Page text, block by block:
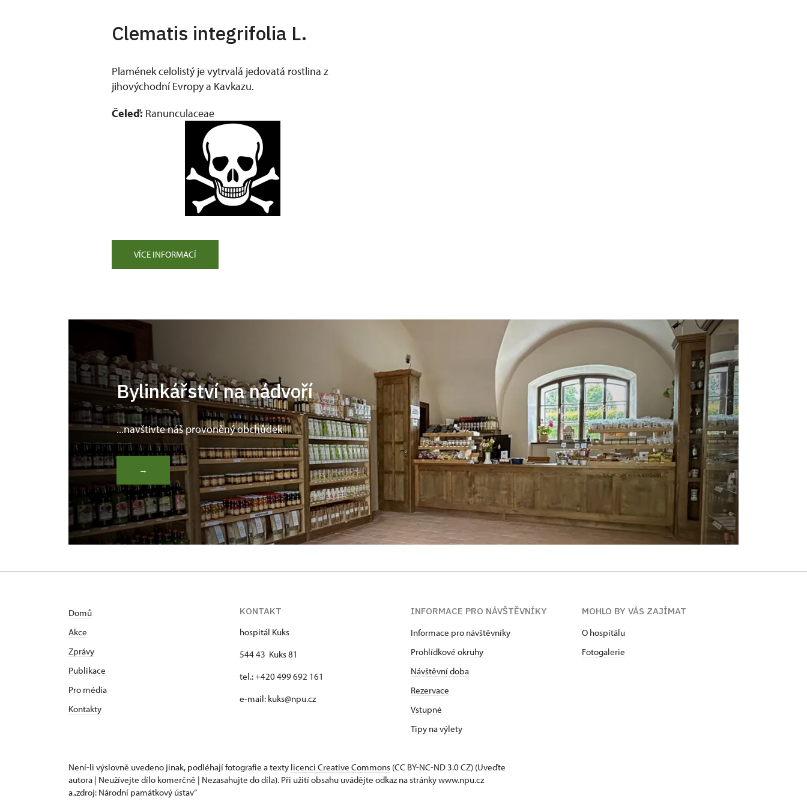
Clematis integrifolia L.
Plamének celolistý je vytrvalá jedovatá rostlina z
jihovýchodní Evropy a Kavkazu.
Čeleď: Ranunculaceae
VÍCE INFORMACÍ
Bylinkářství na nádvoří
...navštivte náš provoněný obchůdek
→
Domů
Akce
Zprávy
Publikace
Pro média
Kontakty
KONTAKT
hospitál Kuks
544 43 Kuks 81
tel.: +420 499 692 161
e-mail: kuks@npu.cz
INFORMACE PRO NÁVŠTĚVNÍKY
Informace pro návštěvníky
Prohlídkové okruhy
Návštěvní doba
Rezervace
Vstupné
Tipy na výlety
MOHLO BY VÁS ZAJÍMAT
O hospitálu
Fotogalerie
Není-li výslovně uvedeno jinak, podléhají fotografie a texty licenci Creative Commons (CC BY-NC-ND 3.0 CZ) (Uveďte
autora | Neužívejte dílo komerčně | Nezasahujte do díla). Při užití obsahu uvádějte odkaz na stránky www.npu.cz
a „zdroj: Národní památkový ústav“